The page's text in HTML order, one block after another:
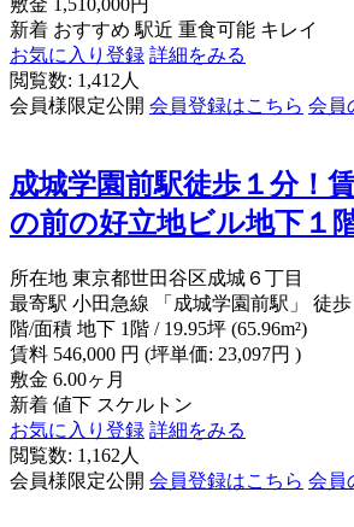
敷金 1,510,000円
新着 おすすめ 駅近 重食可能 キレイ
お気に入り登録 詳細をみる
閲覧数: 1,412人
会員様限定公開 会員登録はこちら 会員
成城学園前駅徒歩１分！
の前の好立地ビル地下１
所在地 東京都世田谷区成城６丁目
最寄駅 小田急線 「成城学園前駅」 徒歩
階/面積 地下 1階 / 19.95坪 (65.96m²)
賃料 546,000 円 (坪単価: 23,097円 )
敷金 6.00ヶ月
新着 値下 スケルトン
お気に入り登録 詳細をみる
閲覧数: 1,162人
会員様限定公開 会員登録はこちら 会員